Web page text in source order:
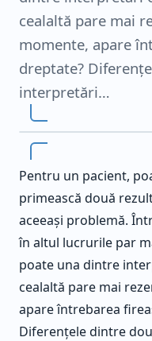
cealaltă pare mai
momente, apare
dreptate?
interpretări…
Pentru un pacient,
primească două
aceeași problemă.
în altul lucrurile par
poate una dintre
cealaltă pare mai
apare întrebarea
Diferențele dintre